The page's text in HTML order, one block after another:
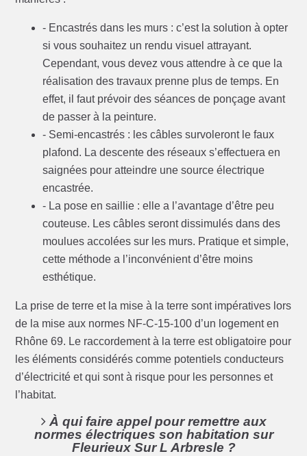
- Encastrés dans les murs : c’est la solution à opter
si vous souhaitez un rendu visuel attrayant.
Cependant, vous devez vous attendre à ce que la
réalisation des travaux prenne plus de temps. En
effet, il faut prévoir des séances de ponçage avant
de passer à la peinture.
- Semi-encastrés : les câbles survoleront le faux
plafond. La descente des réseaux s’effectuera en
saignées pour atteindre une source électrique
encastrée.
- La pose en saillie : elle a l’avantage d’être peu
couteuse. Les câbles seront dissimulés dans des
moulues accolées sur les murs. Pratique et simple,
cette méthode a l’inconvénient d’être moins
esthétique.
La prise de terre et la mise à la terre sont impératives lors
de la mise aux normes NF-C-15-100 d’un logement en
Rhône 69. Le raccordement à la terre est obligatoire pour
les éléments considérés comme potentiels conducteurs
d’électricité et qui sont à risque pour les personnes et
l’habitat.
À qui faire appel pour remettre aux
normes électriques son habitation sur
Fleurieux Sur L Arbresle ?